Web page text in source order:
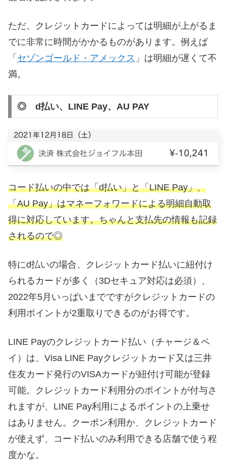
ただ、クレジットカードによっては明細が上がるま
でに非常に時間がかかるものがあります。例えば
「 セゾンゴールド・アメックス 」は明細が遅くて不
満。
◎ d払い、LINE Pay、AU PAY
コード払いの中では「d払い」と「LINE Pay」、
「AU Pay」はマネーフォワードによる明細自動取
得に対応しています。ちゃんと支払先の情報も記録
されるので◎
特にd払いの場合、クレジットカード払いに紐付け
られるカードが多く（3Dセキュア対応は必須）、
2022年5月いっぱいまでですがクレジットカードの
利用ポイントが2重取りできるのがお得です。
LINE Payのクレジットカード払い（チャージ＆ペ
イ）は、Visa LINE Payクレジットカード又は三井
住友カード発行のVISAカードが紐付け可能が登録
可能。クレジットカード利用分のポイントが付与さ
れますが、LINE Pay利用によるポイントの上乗せ
はありません。クーポン利用か、クレジットカード
が使えず、コード払いのみ利用できる店舗で使う程
度かな。